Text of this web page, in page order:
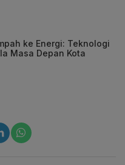
ke Energi: Teknologi
Masa Depan Kota